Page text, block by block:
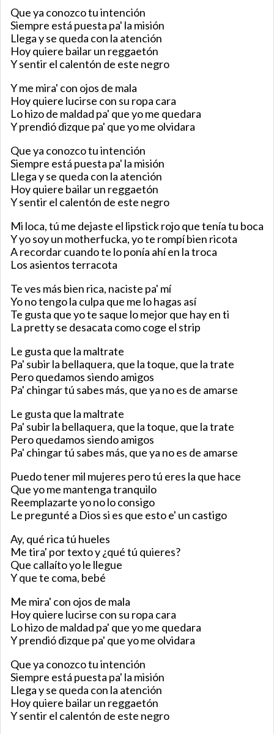
Que ya conozco tu intención
Siempre está puesta pa' la misión
Llega y se queda con la atención
Hoy quiere bailar un reggaetón
Y sentir el calentón de este negro
Y me mira' con ojos de mala
Hoy quiere lucirse con su ropa cara
Lo hizo de maldad pa' que yo me quedara
Y prendió dizque pa' que yo me olvidara
Que ya conozco tu intención
Siempre está puesta pa' la misión
Llega y se queda con la atención
Hoy quiere bailar un reggaetón
Y sentir el calentón de este negro
Mi loca, tú me dejaste el lipstick rojo que tenía tu boca
Y yo soy un motherfucka, yo te rompí bien ricota
A recordar cuando te lo ponía ahí en la troca
Los asientos terracota
Te ves más bien rica, naciste pa' mí
Yo no tengo la culpa que me lo hagas así
Te gusta que yo te saque lo mejor que hay en ti
La pretty se desacata como coge el strip
Le gusta que la maltrate
Pa' subir la bellaquera, que la toque, que la trate
Pero quedamos siendo amigos
Pa' chingar tú sabes más, que ya no es de amarse
Le gusta que la maltrate
Pa' subir la bellaquera, que la toque, que la trate
Pero quedamos siendo amigos
Pa' chingar tú sabes más, que ya no es de amarse
Puedo tener mil mujeres pero tú eres la que hace
Que yo me mantenga tranquilo
Reemplazarte yo no lo consigo
Le pregunté a Dios si es que esto e' un castigo
Ay, qué rica tú hueles
Me tira' por texto y ¿qué tú quieres?
Que callaíto yo le llegue
Y que te coma, bebé
Me mira' con ojos de mala
Hoy quiere lucirse con su ropa cara
Lo hizo de maldad pa' que yo me quedara
Y prendió dizque pa' que yo me olvidara
Que ya conozco tu intención
Siempre está puesta pa' la misión
Llega y se queda con la atención
Hoy quiere bailar un reggaetón
Y sentir el calentón de este negro